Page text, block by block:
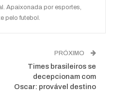
Apaixonada por esportes,
pelo futebol.
PRÓXIMO
Times brasileiros se
decepcionam com
Oscar: provável destino